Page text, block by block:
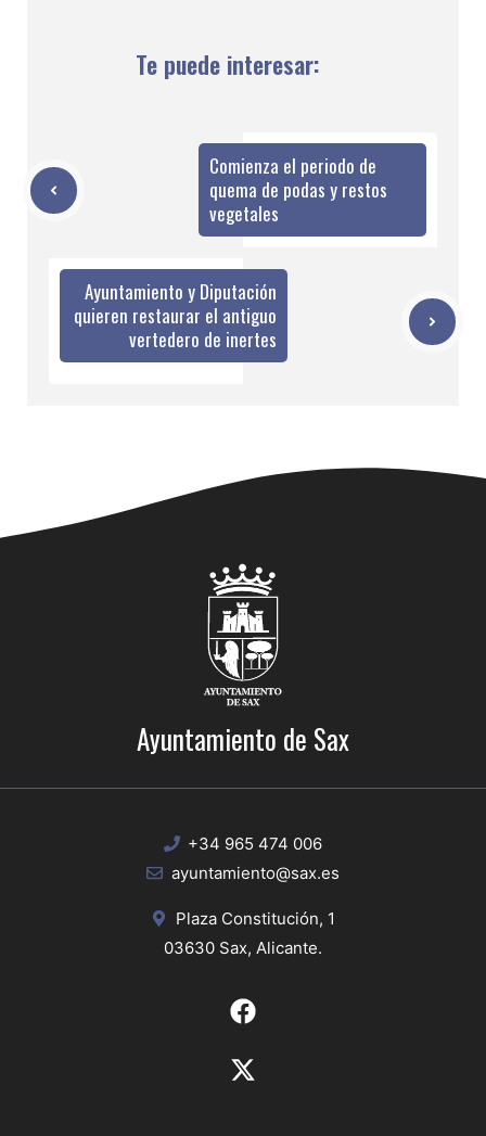
Te puede interesar:
Comienza el periodo de
quema de podas y restos
vegetales
Ayuntamiento y Diputación
quieren restaurar el antiguo
vertedero de inertes
Ayuntamiento de Sax
+34 965 474 006
ayuntamiento@sax.es
Plaza Constitución, 1
03630 Sax, Alicante.